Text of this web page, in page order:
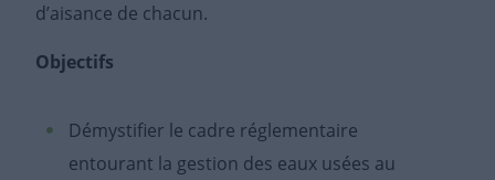
d’aisance de chacun.
Objectifs
Démystifier le cadre réglementaire
entourant la gestion des eaux usées au